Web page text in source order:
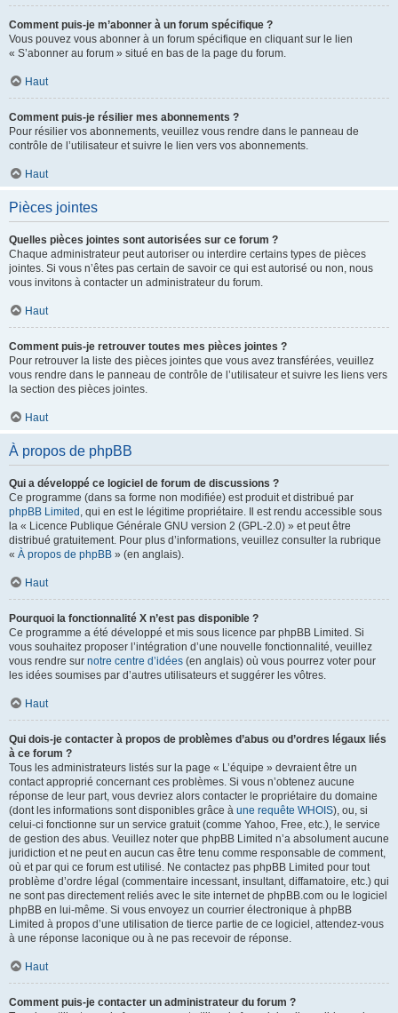
Comment puis-je m’abonner à un forum spécifique ?
Vous pouvez vous abonner à un forum spécifique en cliquant sur le lien
« S’abonner au forum » situé en bas de la page du forum.
Haut
Comment puis-je résilier mes abonnements ?
Pour résilier vos abonnements, veuillez vous rendre dans le panneau de
contrôle de l’utilisateur et suivre le lien vers vos abonnements.
Haut
Pièces jointes
Quelles pièces jointes sont autorisées sur ce forum ?
Chaque administrateur peut autoriser ou interdire certains types de pièces
jointes. Si vous n’êtes pas certain de savoir ce qui est autorisé ou non, nous
vous invitons à contacter un administrateur du forum.
Haut
Comment puis-je retrouver toutes mes pièces jointes ?
Pour retrouver la liste des pièces jointes que vous avez transférées, veuillez
vous rendre dans le panneau de contrôle de l’utilisateur et suivre les liens vers
la section des pièces jointes.
Haut
À propos de phpBB
Qui a développé ce logiciel de forum de discussions ?
Ce programme (dans sa forme non modifiée) est produit et distribué par
phpBB Limited , qui en est le légitime propriétaire. Il est rendu accessible sous
la « Licence Publique Générale GNU version 2 (GPL-2.0) » et peut être
distribué gratuitement. Pour plus d’informations, veuillez consulter la rubrique
« À propos de phpBB » (en anglais).
Haut
Pourquoi la fonctionnalité X n’est pas disponible ?
Ce programme a été développé et mis sous licence par phpBB Limited. Si
vous souhaitez proposer l’intégration d’une nouvelle fonctionnalité, veuillez
vous rendre sur notre centre d’idées (en anglais) où vous pourrez voter pour
les idées soumises par d’autres utilisateurs et suggérer les vôtres.
Haut
Qui dois-je contacter à propos de problèmes d’abus ou d’ordres légaux liés
à ce forum ?
Tous les administrateurs listés sur la page « L’équipe » devraient être un
contact approprié concernant ces problèmes. Si vous n’obtenez aucune
réponse de leur part, vous devriez alors contacter le propriétaire du domaine
(dont les informations sont disponibles grâce à une requête WHOIS), ou, si
celui-ci fonctionne sur un service gratuit (comme Yahoo, Free, etc.), le service
de gestion des abus. Veuillez noter que phpBB Limited n’a absolument aucune
juridiction et ne peut en aucun cas être tenu comme responsable de comment,
où et par qui ce forum est utilisé. Ne contactez pas phpBB Limited pour tout
problème d’ordre légal (commentaire incessant, insultant, diffamatoire, etc.) qui
ne sont pas directement reliés avec le site internet de phpBB.com ou le logiciel
phpBB en lui-même. Si vous envoyez un courrier électronique à phpBB
Limited à propos d’une utilisation de tierce partie de ce logiciel, attendez-vous
à une réponse laconique ou à ne pas recevoir de réponse.
Haut
Comment puis-je contacter un administrateur du forum ?